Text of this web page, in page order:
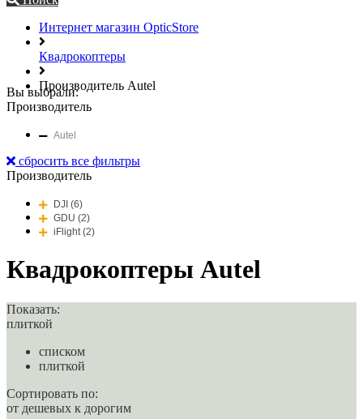
Интернет магазин OpticStore
Квадрокоптеры
Производитель Autel
Вы выбрали:
Производитель
Autel
сбросить все фильтры
Производитель
DJI (6)
GDU (2)
iFlight (2)
Квадрокоптеры Autel
Показать:
плиткой
списком
плиткой
Сортировать по:
от дешевых к дорогим